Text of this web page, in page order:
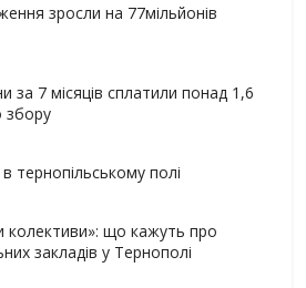
зросли на 77мільйонів
за 7 місяців сплатили понад 1,6
збору
тернопільському полі
колективи»: що кажуть про
закладів у Тернополі